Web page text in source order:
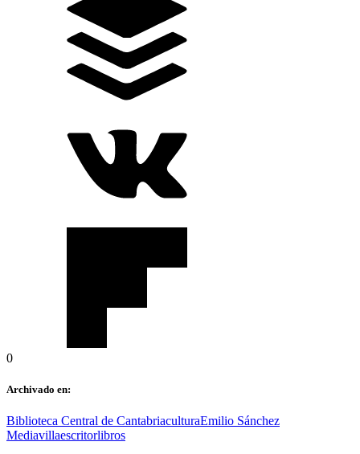
0
Archivado en:
Biblioteca Central de CantabriaculturaEmilio Sánchez
Mediavillaescritorlibros